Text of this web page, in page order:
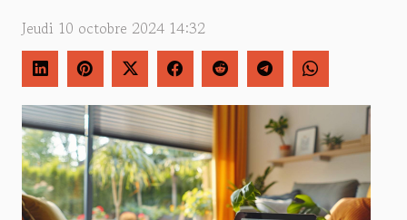
Jeudi 10 octobre 2024 14:32